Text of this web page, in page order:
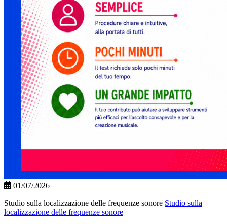
01/07/2026
Studio sulla localizzazione delle frequenze sonore Studio sulla
localizzazione delle frequenze sonore